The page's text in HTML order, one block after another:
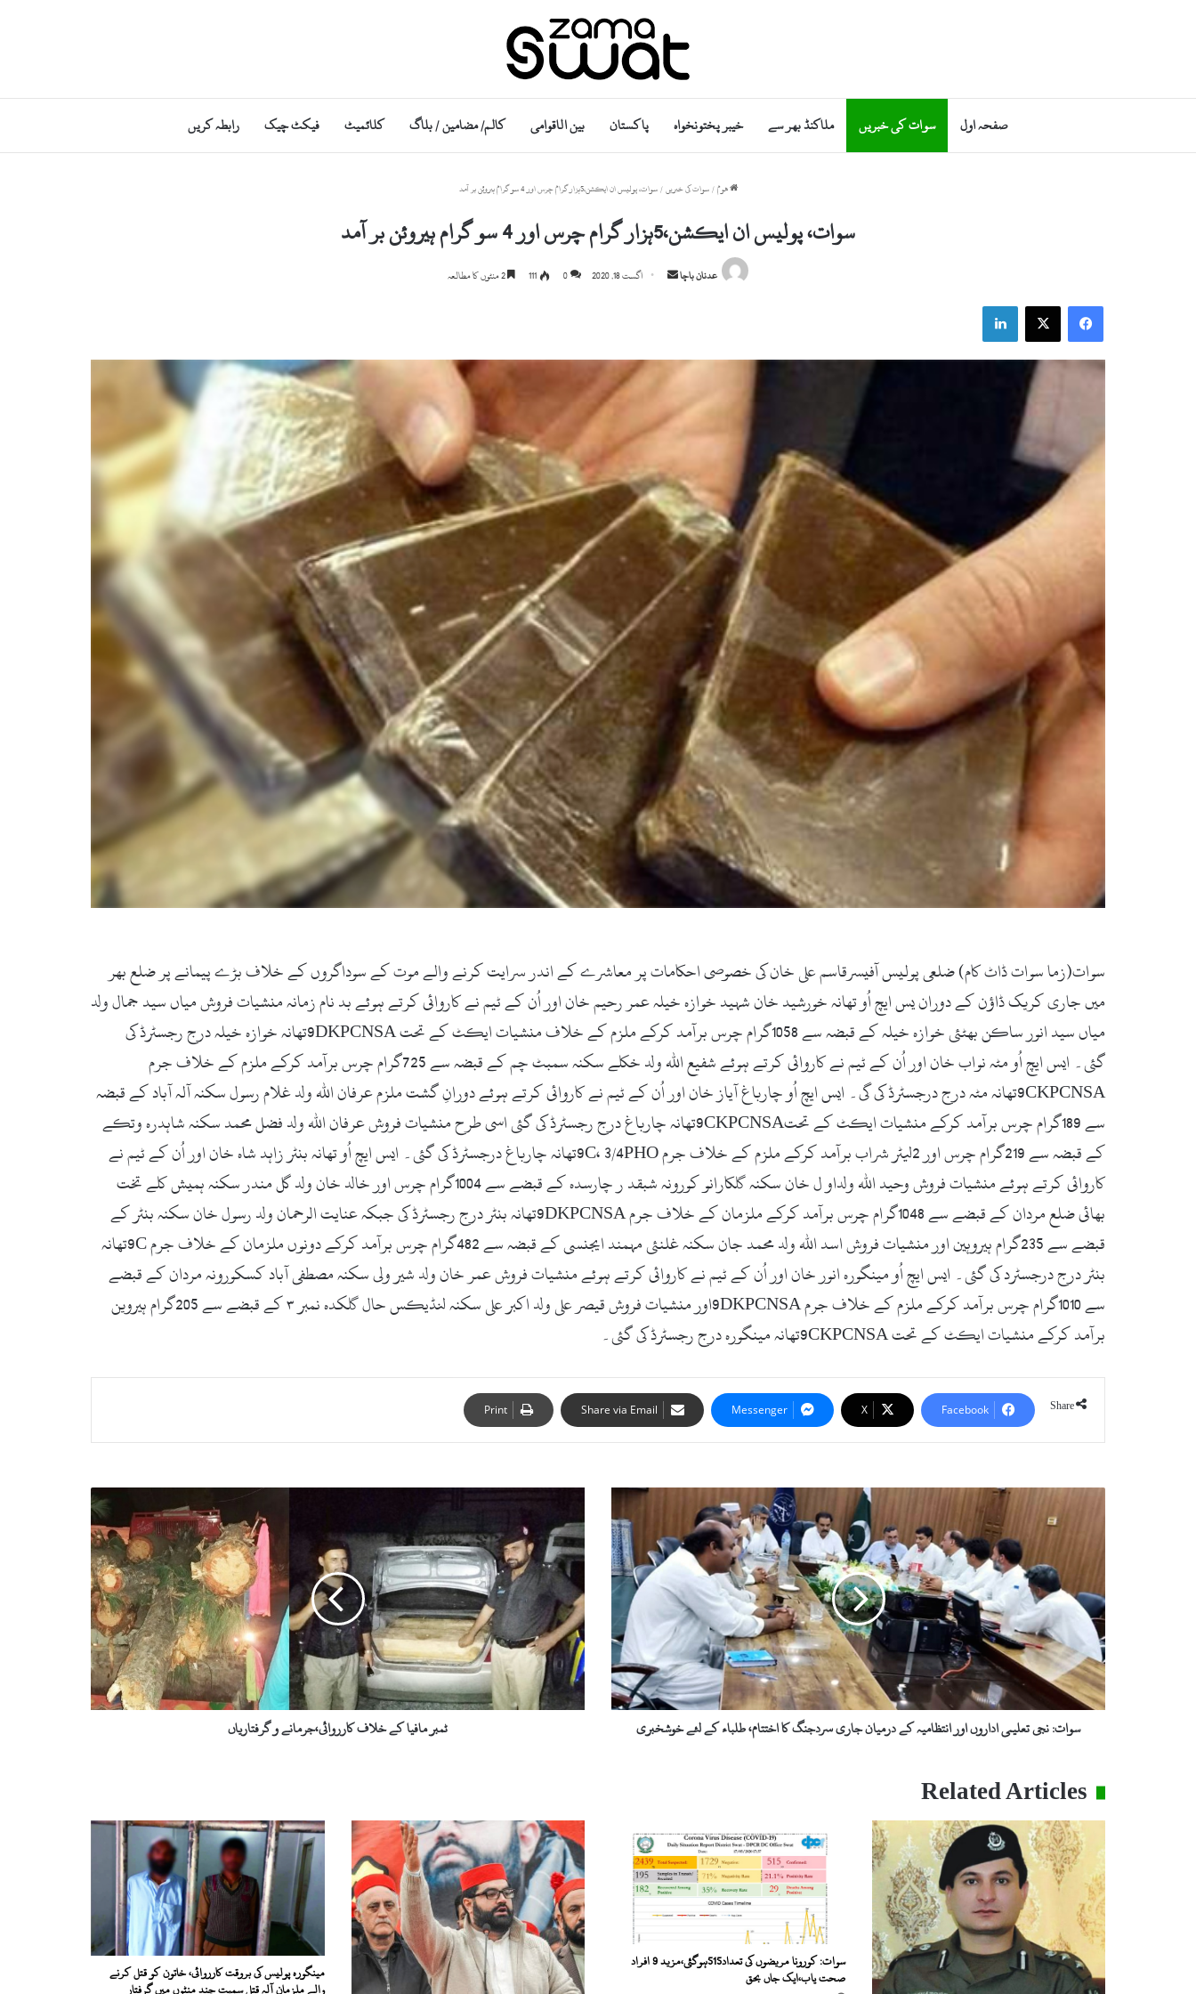
صفحہ اول سوات کی خبریں ملاکنڈ بھر سے خیبر پختونخواہ پاکستان بین الاقوامی کالم/ مضامین / بلاگ کلائمیٹ فیکٹ چیک رابطہ کریں
ھوم / سوات کی خبریں / سوات، پولیس ان ایکشن،5ہزار گرام چرس اور 4 سو گرام ہیروئن بر آمد
سوات، پولیس ان ایکشن،5ہزار گرام چرس اور 4 سو گرام ہیروئن بر آمد
عدنان باچا
Send اگست 18, 2020 0
111
Facebook
X
LinkedIn
سوات(زما سوات ڈاٹ کام) ضلعی پولیس آفیسرقاسم علی خان کی خصوصی احکامات پر معاشرے کے اندر سرایت کرنے والے موت کے سوداگروں کے خلاف بڑے پیمانے پر ضلع بھر
میں جاری کریک ڈاؤن کے دوران یس ایچ اُو تھانہ خورشید خان شہید خوازہ خیلہ عمر رحیم خان اور اُن کے ٹیم نے کاروائی کرتے ہوئے بد نام زمانہ منشیات فروش میاں سید جمال ولد
میاں سید انور ساکن بھٹئی خوازہ خیلہ کے قبضہ سے 1058گرام چرس برآمد کرکے ملزم کے خلاف منشیات ایکٹ کے تحت 9DKPCNSAتھانہ خوازہ خیلہ درج رجسٹرڈ کی
گئی۔ ایس ایچ اُو مٹہ نواب خان اور اُن کے ٹیم نے کاروائی کرتے ہوئے شفیع اللہ ولد خکلے سکنہ سمبٹ چم کے قبضہ سے 725گرام چرس برآمد کرکے ملزم کے خلاف جرم
9CKPCNSAتھانہ مٹہ درج درجسٹرڈ کی گی۔ ایس ایچ اُو چارباغ آیاز خان اور اُن کے ٹیم نے کاروائی کرتے ہوئے دورانِ گشت ملزم عرفان اللہ ولد غلام رسول سکنہ آلہ آباد کے قبضہ
سے 189گرام چرس برآمد کرکے منشیات ایکٹ کے تحت9CKPCNSAتھانہ چارباغ درج رجسٹرڈ کی گئی اسی طرح منشیات فروش عرفان اللہ ولد فضل محمد سکنہ شاہدرہ وتکے
کے قبضہ سے 219گرام چرس اور 2لیٹر شراب برآمد کرکے ملزم کے خلاف جرم 9C، 3/4PHOتھانہ چارباغ درجسٹرڈ کی گئی۔ ایس ایچ اُو تھانہ بنٹر زاہد شاہ خان اور اُن کے ٹیم نے
کاروائی کرتے ہوئے منشیات فروش وحید اللہ ولداو ل خان سکنہ گلکارانو کورونہ شبقد ر چارسدہ کے قبضے سے 1004گرام چرس اور خالد خان ولد گل مندر سکنہ ہمیش کلے تخت
بھائی ضلع مردان کے قبضے سے 1048گرام چرس برآمد کرکے ملزمان کے خلاف جرم 9DKPCNSAتھانہ بنٹر درج رجسٹرڈ کی جبکہ عنایت الرحمان ولد رسول خان سکنہ بنٹر کے
قبضے سے 235گرام ہیروہین اور منشیات فروش اسد اللہ ولد محمد جان سکنہ غلنئی مہمند ایجنسی کے قبضہ سے 482گرام چرس برآمد کرکے دونوں ملزمان کے خلاف جرم 9Cتھانہ
بنٹر درج درجسٹرد کی گئی۔ ایس ایچ اُو مینگورہ انور خان اور اُن کے ٹیم نے کاروائی کرتے ہوئے منشیات فروش عمر خان ولد شیر ولی سکنہ مصطفی آباد کسکورونہ مردان کے قبضے
سے 1010گرام چرس برآمد کرکے ملزم کے خلاف جرم 9DKPCNSAاور منشیات فروش قیصر علی ولد اکبر علی سکنہ لنڈیکس حال گلکدہ نمبر ۳ کے قبضے سے 205گرام ہیروین
برآمد کرکے منشیات ایکٹ کے تحت 9CKPCNSAتھانہ مینگورہ درج رجسٹرڈ کی گئی۔
Share
Facebook
X
Messenger
Share via Email
Print
سوات:
نجی
تعلیمی
اداروں
اور
انتظامیہ
کے
درمیان
جاری
سردجنگ
کا
اختتام،
طلباء
خوشخبری
سوات: نجی تعلیمی اداروں اور انتظامیہ کے درمیان جاری سردجنگ کا اختتام، طلباء کے لئے خوشخبری
ٹمبر
مافیا
کے
خلاف
کارروائی،جرمانے
و
گرفتاریاں
ٹمبر مافیا کے خلاف کارروائی،جرمانے و گرفتاریاں
Related Articles
سوات: کورونا مریضوں کی تعداد515ہوگئی،مزید 9 افراد
صحت یاب،ایک جاں بحق مینگورہ پولیس کی بروقت کارروائی، خاتون کو قتل کرنے
والے ملزمان آلہ قتل سمیت چند منٹوں میں گرفتار